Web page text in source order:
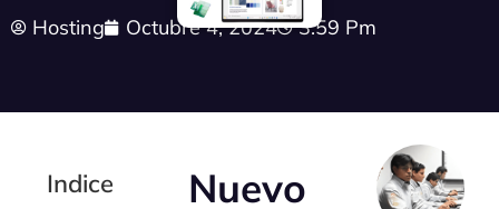
Hosting Octubre 4, 2024 3:59 Pm
Indice
Nuevo